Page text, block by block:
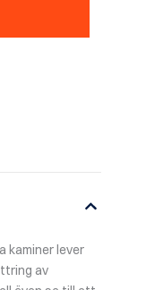
kaminer lever
av